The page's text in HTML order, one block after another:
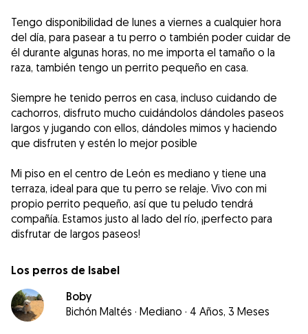
Tengo disponibilidad de lunes a viernes a cualquier hora
del día, para pasear a tu perro o también poder cuidar de
él durante algunas horas, no me importa el tamaño o la
raza, también tengo un perrito pequeño en casa.
Siempre he tenido perros en casa, incluso cuidando de
cachorros, disfruto mucho cuidándolos dándoles paseos
largos y jugando con ellos, dándoles mimos y haciendo
que disfruten y estén lo mejor posible
Mi piso en el centro de León es mediano y tiene una
terraza, ideal para que tu perro se relaje. Vivo con mi
propio perrito pequeño, así que tu peludo tendrá
compañía. Estamos justo al lado del río, ¡perfecto para
Los perros de Isabel
Boby
Bichón Maltés · Mediano · 4 Años, 3 Meses